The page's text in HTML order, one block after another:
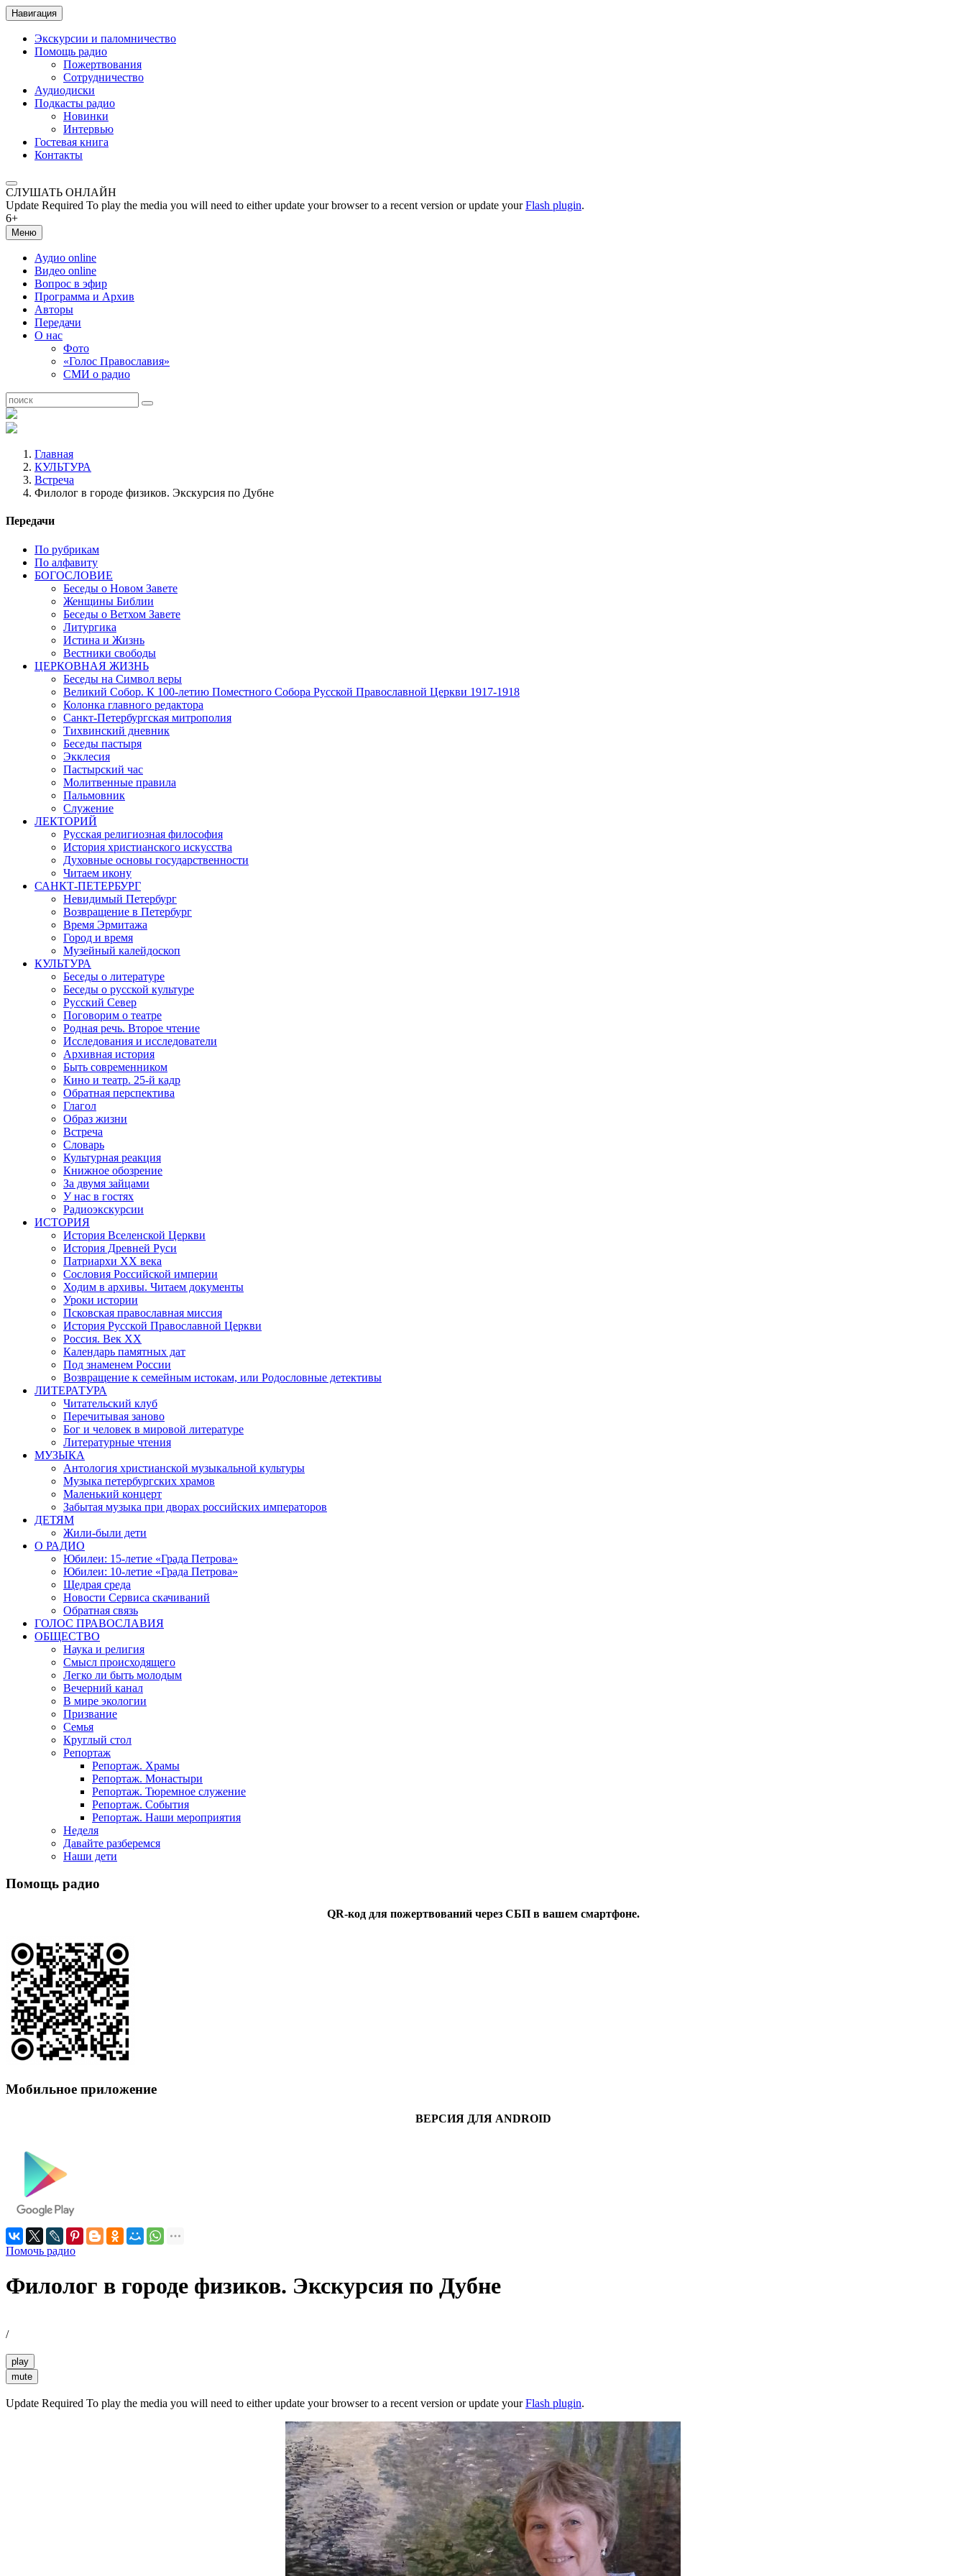
Навигация
Экскурсии и паломничество
Помощь радио
Пожертвования
Сотрудничество
Аудиодиски
Подкасты радио
Новинки
Интервью
Гостевая книга
Контакты
СЛУШАТЬ ОНЛАЙН
Update Required To play the media you will need to either update your browser to a recent version or update yourFlash plugin.
6+
Меню
Аудио online
Видео online
Вопрос в эфир
Программа и Архив
Авторы
Передачи
О нас
Фото
«Голос Православия»
СМИ о радио
Главная
КУЛЬТУРА
Встреча
Филолог в городе физиков. Экскурсия по Дубне
Передачи
По рубрикам
По алфавиту
БОГОСЛОВИЕ
Беседы о Новом Завете
Женщины Библии
Беседы о Ветхом Завете
Литургика
Истина и Жизнь
Вестники свободы
ЦЕРКОВНАЯ ЖИЗНЬ
Беседы на Символ веры
Великий Собор. К 100-летию Поместного Собора Русской Православной Церкви 1917-1918
Колонка главного редактора
Санкт-Петербургская митрополия
Тихвинский дневник
Беседы пастыря
Экклесия
Пастырский час
Молитвенные правила
Пальмовник
Служение
ЛЕКТОРИЙ
Русская религиозная философия
История христианского искусства
Духовные основы государственности
Читаем икону
САНКТ-ПЕТЕРБУРГ
Невидимый Петербург
Возвращение в Петербург
Время Эрмитажа
Город и время
Музейный калейдоскоп
КУЛЬТУРА
Беседы о литературе
Беседы о русской культуре
Русский Север
Поговорим о театре
Родная речь. Второе чтение
Исследования и исследователи
Архивная история
Быть современником
Кино и театр. 25-й кадр
Обратная перспектива
Глагол
Образ жизни
Встреча
Словарь
Культурная реакция
Книжное обозрение
За двумя зайцами
У нас в гостях
Радиоэкскурсии
ИСТОРИЯ
История Вселенской Церкви
История Древней Руси
Патриархи XX века
Сословия Российской империи
Ходим в архивы. Читаем документы
Уроки истории
Псковская православная миссия
История Русской Православной Церкви
Россия. Век ХХ
Календарь памятных дат
Под знаменем России
Возвращение к семейным истокам, или Родословные детективы
ЛИТЕРАТУРА
Читательский клуб
Перечитывая заново
Бог и человек в мировой литературе
Литературные чтения
МУЗЫКА
Антология христианской музыкальной культуры
Музыка петербургских храмов
Маленький концерт
Забытая музыка при дворах российских императоров
ДЕТЯМ
Жили-были дети
О РАДИО
Юбилеи: 15-летие «Града Петрова»
Юбилеи: 10-летие «Града Петрова»
Щедрая среда
Новости Сервиса скачиваний
Обратная связь
ГОЛОС ПРАВОСЛАВИЯ
ОБЩЕСТВО
Наука и религия
Смысл происходящего
Легко ли быть молодым
Вечерний канал
В мире экологии
Призвание
Семья
Круглый стол
Репортаж
Репортаж. Храмы
Репортаж. Монастыри
Репортаж. Тюремное служение
Репортаж. События
Репортаж. Наши мероприятия
Неделя
Давайте разберемся
Наши дети
Помощь радио
QR-код для пожертвований через СБП в вашем смартфоне.
Мобильное приложение
ВЕРСИЯ ДЛЯ ANDROID
Помочь радио
Филолог в городе физиков. Экскурсия по Дубне
/
play
mute
Update Required To play the media you will need to either update your browser to a recent version or update yourFlash plugin.